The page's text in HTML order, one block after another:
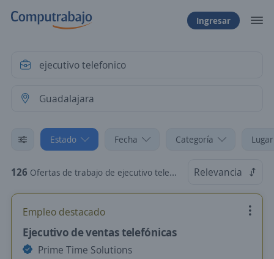
Ingresar
Estado Fecha Categoría
126 Ofertas de trabajo de ejecutivo telefonico en Guadalajara, Jalisco Relevancia
Empleo destacado
Ejecutivo de ventas telefónicas
Prime Time Solutions